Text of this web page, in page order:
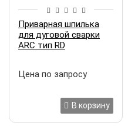
Приварная шпилька
для дуговой сварки
ARC тип RD
Цена по запросу
В корзину